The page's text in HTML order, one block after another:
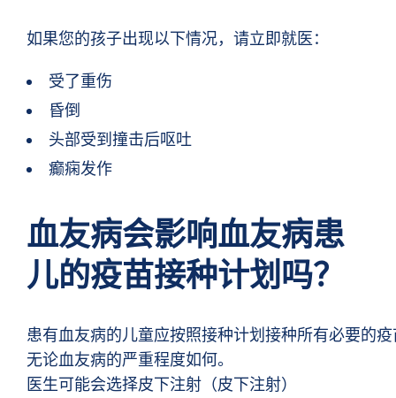
如果您的孩子出现以下情况，请立即就医：
受了重伤
昏倒
头部受到撞击后呕吐
癫痫发作
血友病会影响血友病患
儿的疫苗接种计划吗？
患有血友病的儿童应按照接种计划接种所有必要的
无论血友病的严重程度如何。
医生可能会选择皮下注射（皮下注射）